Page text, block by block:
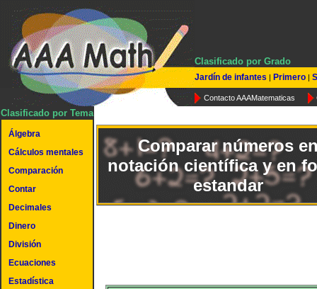
Clasificado por Grado
Jardín de infantes | Primero |
Contacto AAAMatematicas
Clasificado por Tema
Álgebra
Cálculos mentales
Comparación
Contar
Decimales
Dinero
División
Ecuaciones
Estadística
Comparar números
notación científica y en
estandar